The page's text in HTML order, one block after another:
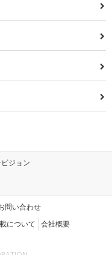
ジョン
問い合わせ
について 会社概要